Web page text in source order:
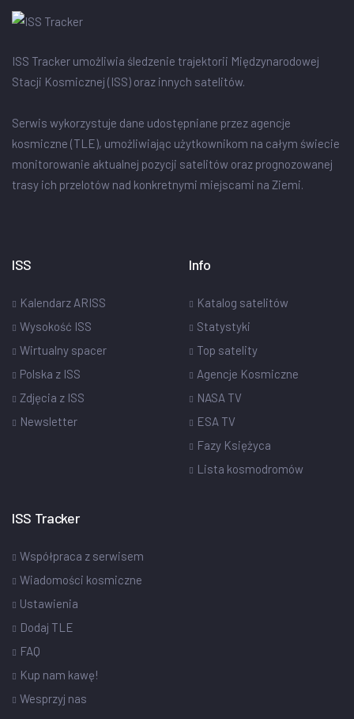
ISS Tracker umożliwia śledzenie trajektorii Międzynarodowej
Stacji Kosmicznej (ISS) oraz innych satelitów.
Serwis wykorzystuje dane udostępniane przez agencje
kosmiczne (TLE), umożliwiając użytkownikom na całym świecie
monitorowanie aktualnej pozycji satelitów oraz prognozowanej
trasy ich przelotów nad konkretnymi miejscami na Ziemi.
ISS
Kalendarz ARISS
Wysokość ISS
Wirtualny spacer
Polska z ISS
Zdjęcia z ISS
Newsletter
Info
Katalog satelitów
Statystyki
Top satelity
Agencje Kosmiczne
NASA TV
ESA TV
Fazy Księżyca
Lista kosmodromów
ISS Tracker
Współpraca z serwisem
Wiadomości kosmiczne
Ustawienia
Dodaj TLE
FAQ
Kup nam kawę!
Wesprzyj nas